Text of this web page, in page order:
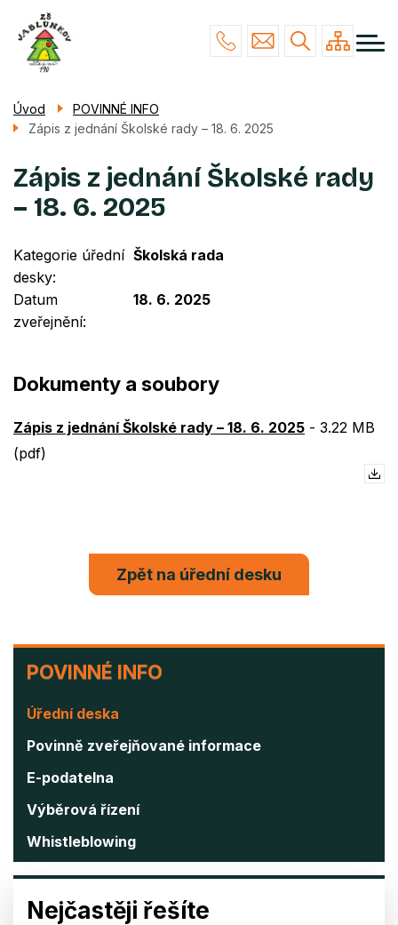
hlavnímu
obsahu
Menu
navigace
NAŠE ŠKOLA
STUDIUM
POVINNÉ INFO
KONTAKTY
POVINNÉ
INFO
POVINNÉ INFO
Úřední deska
Povinně zveřejňované informace
E-podatelna
Výběrová řízení
Whistleblowing
Nejčastěji řešíte
Úvod
POVINNÉ INFO
Zápis z jednání Školské rady – 18. 6. 2025
Zápis z jednání Školské rady
– 18. 6. 2025
Kategorie úřední
desky
Školská rada
Datum
zveřejnění
18. 6. 2025
Dokumenty a soubory
Zápis z jednání Školské rady – 18. 6. 2025 - 3.22 MB
(pdf)
Zpět na úřední desku